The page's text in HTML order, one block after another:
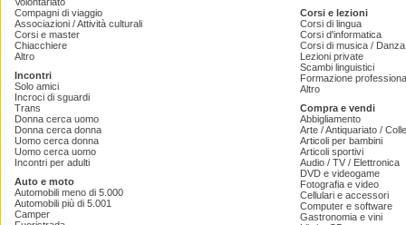
Compagni di viaggio
Associazioni / Attività culturali
Corsi e master
Chiacchiere
Altro
Incontri
Solo amici
Incroci di sguardi
Trans
Donna cerca uomo
Donna cerca donna
Uomo cerca donna
Uomo cerca uomo
Incontri per adulti
Auto e moto
Automobili meno di 5.000
Automobili più di 5.001
Camper
Corsi e lezioni
Corsi di lingua
Corsi d'informatica
Corsi di musica /
Lezioni private
Scambi linguistici
Formazione
Altro
Compra e vendi
Abbigliamento
Arte / Antiquariato /
Articoli per bambini
Articoli sportivi
Audio / TV / Elettronica
DVD e videogame
Fotografia e video
Cellulari e accessori
Computer e software
Gastronomia e vini